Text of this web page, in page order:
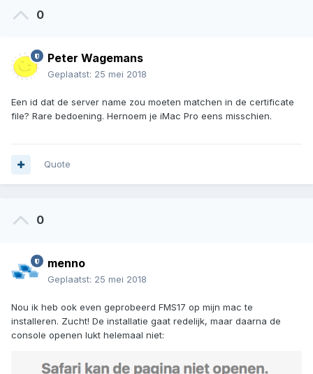
0
Peter Wagemans
Geplaatst: 25 mei 2018
Een id dat de server name zou moeten matchen in de certificate
file? Rare bedoening. Hernoem je iMac Pro eens misschien.
Quote
0
menno
Geplaatst: 25 mei 2018
Nou ik heb ook even geprobeerd FMS17 op mijn mac te
installeren. Zucht! De installatie gaat redelijk, maar daarna de
console openen lukt helemaal niet: